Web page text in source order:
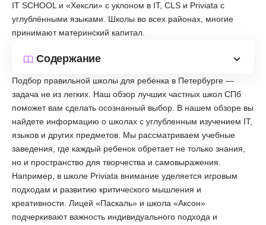
IT SCHOOL и «Хексли» с уклоном в IT, CLS и Priviata с
углублёнными языками. Школы во всех районах, многие
принимают материнский капитал.
Содержание
Подбор правильной школы для ребенка в Петербурге —
задача не из легких. Наш обзор лучших частных школ СПб
поможет вам сделать осознанный выбор. В нашем обзоре вы
найдете информацию о школах с углубленным изучением IT,
языков и других предметов. Мы рассматриваем учебные
заведения, где каждый ребенок обретает не только знания,
но и пространство для творчества и самовыражения.
Например, в школе Priviata внимание уделяется игровым
подходам и развитию критического мышления и
креативности. Лицей «Паскаль» и школа «Аксон»
подчеркивают важность индивидуального подхода и